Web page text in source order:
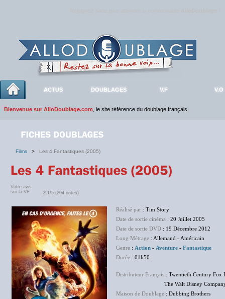
ACTUS DOUBLAGES V.F V.O
Bienvenue sur AlloDoublage.com , le site référence du doublage français.
Films > Les 4 Fantastiques (2005)
Votre avis
sur la VF :
2.1 /5 (204 notes)
Réalisé par : Tim Story
Date de sortie cinéma : 20 Juillet 2005
Date de sortie DVD : 19 Décembre 2012
Long Métrage : Allemand - Américain
Genre : Action - Aventure - Fantastique
Durée : 01h50
Distributeur Français : Twentieth Century Fox
The Walt Disney Company
Maison de Doublage : Dubbing Brothers